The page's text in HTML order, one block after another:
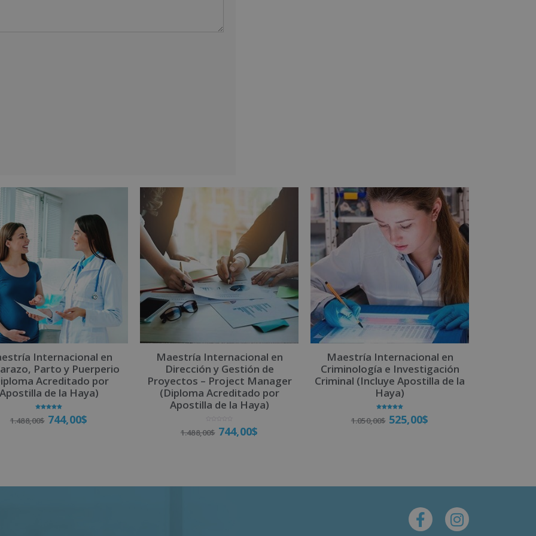
Internacional en
Parto y Puerperio
Acreditado por
Apostilla de la Haya)
con
5.00
1.488,00$ 744,00$
Maestría Internacional en
Dirección y Gestión de
Proyectos – Project Manager
(Diploma Acreditado por
Apostilla de la Haya)
a
l
e
1.488,00$ 744,00$
Maestría Internacional en
Criminología e Investigación
Criminal (Incluye Apostilla de la
Haya)
con
5.00
1.050,00$ 525,00$